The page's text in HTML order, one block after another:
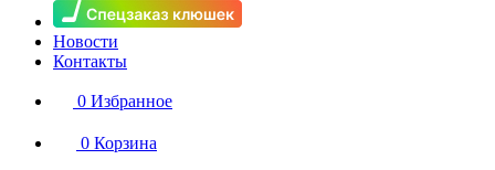
Новости
Контакты
0 Избранное
0 Корзина